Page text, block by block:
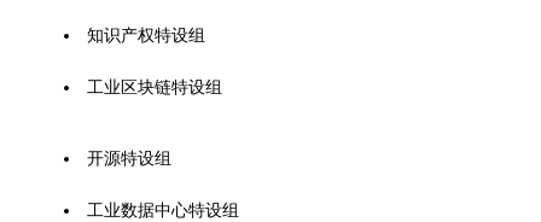
知识产权特设组
工业区块链特设组
开源特设组
工业数据中心特设组